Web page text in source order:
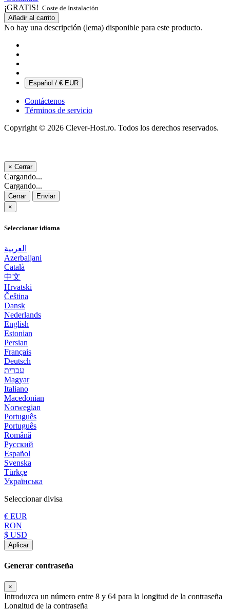
¡GRATIS! Coste de Instalación
Añadir al carrito
No hay una descripción (lema) disponible para este producto.
Español / € EUR
Contáctenos
Términos de servicio
Copyright © 2026 Clever-Host.ro. Todos los derechos reservados.
× Cerrar
Cargando...
Cargando...
Cerrar
Enviar
×
Seleccionar idioma
العربية
Azerbaijani
Català
中文
Hrvatski
Čeština
Dansk
Nederlands
English
Estonian
Persian
Français
Deutsch
עברית
Magyar
Italiano
Macedonian
Norwegian
Português
Português
Română
Русский
Español
Svenska
Türkçe
Українська
Seleccionar divisa
€ EUR
RON
$ USD
Aplicar
Generar contraseña
×
Introduzca un número entre 8 y 64 para la longitud de la contraseña
Longitud de la contraseña